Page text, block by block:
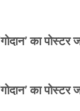
का
का